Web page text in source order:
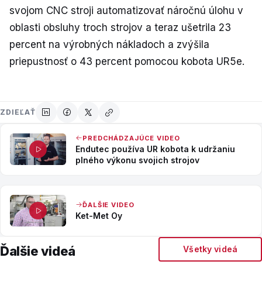
svojom CNC stroji automatizovať náročnú úlohu v
oblasti obsluhy troch strojov a teraz ušetrila 23
percent na výrobných nákladoch a zvýšila
priepustnosť o 43 percent pomocou kobota UR5e.
ZDIEĽAŤ
PREDCHÁDZAJÚCE VIDEO
Endutec používa UR kobota k udržaniu
plného výkonu svojich strojov
ĎALŠIE VIDEO
Ket-Met Oy
Ďalšie videá Všetky videá